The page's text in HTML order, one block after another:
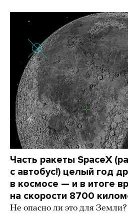
Часть ракеты SpaceX
с автобус!) целый год
в космосе — и в итоге
на скорости 8700
Не опасно ли это для Земли?